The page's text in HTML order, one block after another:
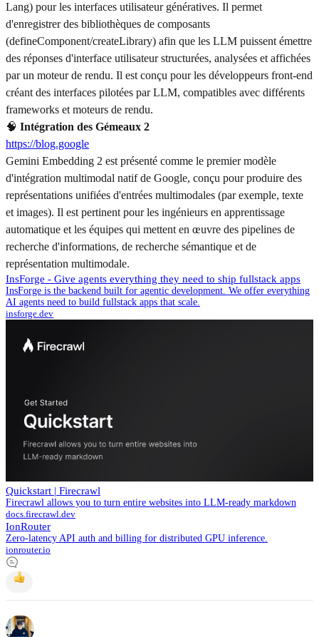
Lang) pour les interfaces utilisateur génératives. Il permet
d'enregistrer des bibliothèques de composants
(defineComponent/createLibrary) afin que les LLM puissent émettre
des réponses d'interface utilisateur structurées, analysées et affichées
par un moteur de rendu. Il est conçu pour les développeurs front-end
créant des interfaces pilotées par LLM, compatibles avec différents
frameworks et moteurs de rendu.
🧠 Intégration des Gémeaux 2
https://blog.google
Gemini Embedding 2 est présenté comme le premier modèle
d'intégration multimodal natif de Google, conçu pour produire des
représentations unifiées d'entrées multimodales (par exemple, texte
et images). Il est pertinent pour les ingénieurs en apprentissage
automatique et les équipes qui mettent en œuvre des pipelines de
recherche d'informations, de recherche sémantique et de
représentation multimodale.
InsForge - Give agents everything they need to ship fullstack apps
InsForge is the backend built for agentic development. We offer everything
AI agents need to build fullstack apps that scale.
insforge.dev
Quickstart | Firecrawl
Firecrawl allows you to turn entire websites into LLM-ready markdown
docs.firecrawl.dev
IonRouter
Zero-latency API auth and billing for distributed GPU inference.
ionrouter.io